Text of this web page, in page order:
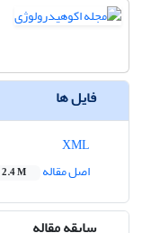
فایل ها
اصل مقاله
2.4 M
سابقه مقاله